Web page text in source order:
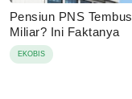
Pensiun PNS
Miliar? Ini Faktanya
EKOBIS